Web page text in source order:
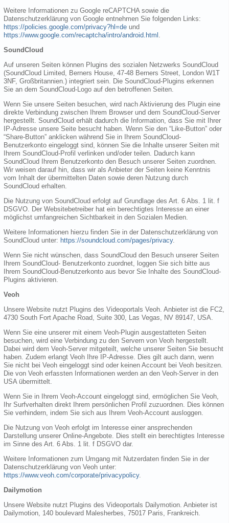
Weitere Informationen zu Google reCAPTCHA sowie die
Datenschutzerklärung von Google entnehmen Sie folgenden Links:
https://policies.google.com/privacy?hl=de und
https://www.google.com/recaptcha/intro/android.html
SoundCloud
Auf unseren Seiten können Plugins des sozialen Netzwerks SoundCloud
(SoundCloud Limited, Berners House, 47-48 Berners Street, London W1T
3NF, Großbritannien.) integriert sein. Die SoundCloud-Plugins erkennen
Sie an dem SoundCloud-Logo auf den betroffenen Seiten.
Wenn Sie unsere Seiten besuchen, wird nach Aktivierung des Plugin eine
direkte Verbindung zwischen Ihrem Browser und dem SoundCloud-Server
hergestellt. SoundCloud erhält dadurch die Information, dass Sie mit Ihrer
IP-Adresse unsere Seite besucht haben. Wenn Sie den “Like-Button” oder
“Share-Button” anklicken während Sie in Ihrem SoundCloud-
Benutzerkonto eingeloggt sind, können Sie die Inhalte unserer Seiten mit
Ihrem SoundCloud-Profil verlinken und/oder teilen. Dadurch kann
SoundCloud Ihrem Benutzerkonto den Besuch unserer Seiten zuordnen.
Wir weisen darauf hin, dass wir als Anbieter der Seiten keine Kenntnis
vom Inhalt der übermittelten Daten sowie deren Nutzung durch
SoundCloud erhalten.
Die Nutzung von SoundCloud erfolgt auf Grundlage des Art. 6 Abs. 1 lit. f
DSGVO. Der Websitebetreiber hat ein berechtigtes Interesse an einer
möglichst umfangreichen Sichtbarkeit in den Sozialen Medien.
Weitere Informationen hierzu finden Sie in der Datenschutzerklärung von
SoundCloud unter: https://soundcloud.com/pages/privacy.
Wenn Sie nicht wünschen, dass SoundCloud den Besuch unserer Seiten
Ihrem SoundCloud- Benutzerkonto zuordnet, loggen Sie sich bitte aus
Ihrem SoundCloud-Benutzerkonto aus bevor Sie Inhalte des SoundCloud-
Plugins aktivieren.
Veoh
Unsere Website nutzt Plugins des Videoportals Veoh. Anbieter ist die FC2,
4730 South Fort Apache Road, Suite 300, Las Vegas, NV 89147, USA.
Wenn Sie eine unserer mit einem Veoh-Plugin ausgestatteten Seiten
besuchen, wird eine Verbindung zu den Servern von Veoh hergestellt.
Dabei wird dem Veoh-Server mitgeteilt, welche unserer Seiten Sie besucht
haben. Zudem erlangt Veoh Ihre IP-Adresse. Dies gilt auch dann, wenn
Sie nicht bei Veoh eingeloggt sind oder keinen Account bei Veoh besitzen.
Die von Veoh erfassten Informationen werden an den Veoh-Server in den
USA übermittelt.
Wenn Sie in Ihrem Veoh-Account eingeloggt sind, ermöglichen Sie Veoh,
Ihr Surfverhalten direkt Ihrem persönlichen Profil zuzuordnen. Dies können
Sie verhindern, indem Sie sich aus Ihrem Veoh-Account ausloggen.
Die Nutzung von Veoh erfolgt im Interesse einer ansprechenden
Darstellung unserer Online-Angebote. Dies stellt ein berechtigtes Interesse
im Sinne des Art. 6 Abs. 1 lit. f DSGVO dar.
Weitere Informationen zum Umgang mit Nutzerdaten finden Sie in der
Datenschutzerklärung von Veoh unter:
https://www.veoh.com/corporate/privacypolicy.
Dailymotion
Unsere Website nutzt Plugins des Videoportals Dailymotion. Anbieter ist
Dailymotion, 140 boulevard Malesherbes, 75017 Paris, Frankreich.